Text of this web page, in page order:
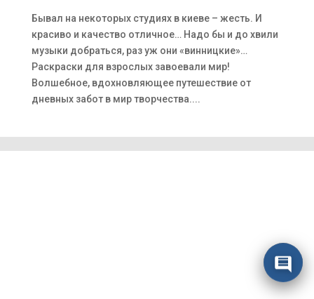
Бывал на некоторых студиях в киеве – жесть. И
красиво и качество отличное… Надо бы и до хвили
музыки добраться, раз уж они «винницкие»…
Раскраски для взрослых завоевали мир!
Волшебное, вдохновляющее путешествие от
дневных забот в мир творчества....